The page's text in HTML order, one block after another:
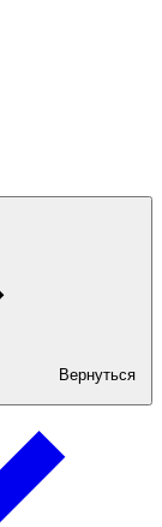
Вернуться